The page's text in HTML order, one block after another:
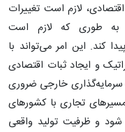
لازم است تغییرات
به طوری که لازم است
کند. این امر می‌تواند با
و ایجاد ثبات اقتصادی
خارجی ضروری
تجاری با کشورهای
و ظرفیت تولید واقعی